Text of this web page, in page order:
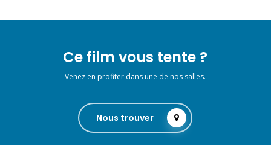
Ce film vous tente ?
Venez en profiter dans une de nos salles.
Nous trouver